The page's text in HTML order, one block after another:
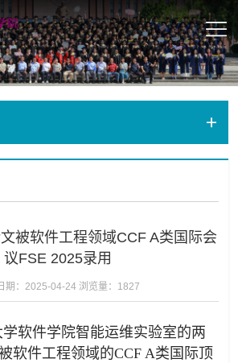
被软件工程领域CCF A类国际会
议FSE 2025录用
期：2025-04-24 浏览量： 1827
软件学院智能运维实验室的两
软件工程领域的CCF A类国际顶